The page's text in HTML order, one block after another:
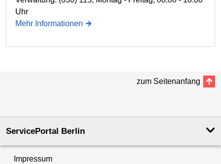
Uhr
Mehr Informationen
zum Seitenanfang
ServicePortal Berlin
Impressum